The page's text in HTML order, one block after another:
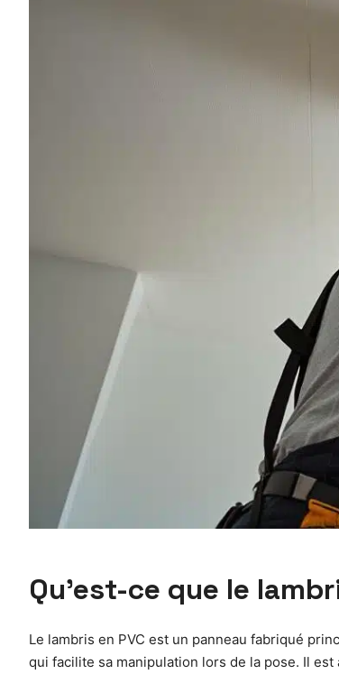
Qu’est-ce que le
Le lambris en PVC est un panneau fabriqué
qui facilite sa manipulation lors de la pose. Il